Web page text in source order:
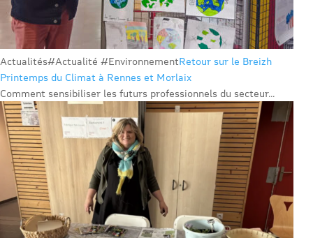
Actualités#Actualité #EnvironnementRetour sur le Breizh
Printemps du Climat à Rennes et Morlaix
Comment sensibiliser les futurs professionnels du secteur...